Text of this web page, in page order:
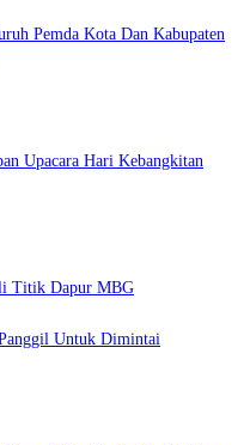
Pemda Kota Dan Kabupaten
Upacara Hari Kebangkitan
Titik Dapur MBG
Untuk Dimintai